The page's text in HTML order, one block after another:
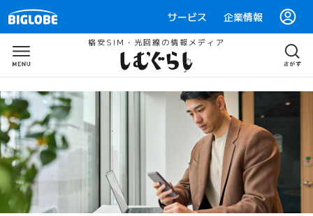
サービス 企業情報
格安SIM・光回線の情報メディア